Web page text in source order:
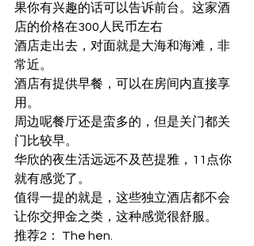
果你有兴趣的话可以告诉前台。这家酒
店的价格在300人民币左右
酒店走出去，对面就是大海和海滩，非
常近。
酒店有提供早餐，可以在房间内直接享
用。
周边呢餐厅还是蛮多的，但是关门都关
门比较早。
华欣的夜生活远远不及芭提雅，11点你
就有感觉了。
值得一提的就是，这些独立酒店都不会
让你交押金之类，这种感觉很舒服。
推荐2： The hen.